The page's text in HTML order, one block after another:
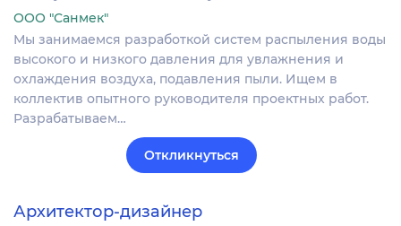
ООО "Санмек"
Мы занимаемся разработкой систем распыления воды
высокого и низкого давления для увлажнения и
охлаждения воздуха, подавления пыли. Ищем в
коллектив опытного руководителя проектных работ.
Разрабатываем…
Откликнуться
Архитектор-дизайнер